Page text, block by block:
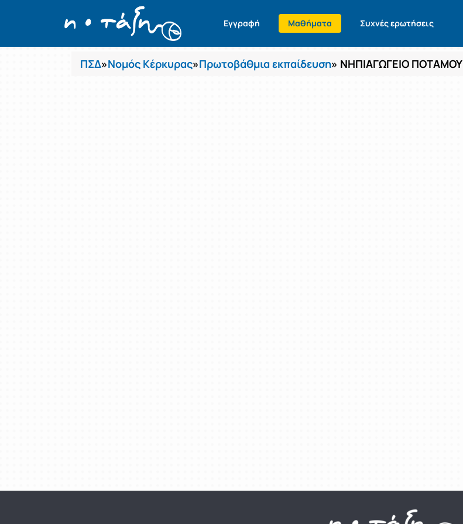
Εγγραφή Μαθήματα Συχνές ερωτήσεις
Μαθήματα
ΠΣΔ»Νομός Κέρκυρας»Πρωτοβάθμια εκπαίδευση» ΝΗΠΙΑΓΩΓΕΙΟ ΠΟΤΑΜΟΥ